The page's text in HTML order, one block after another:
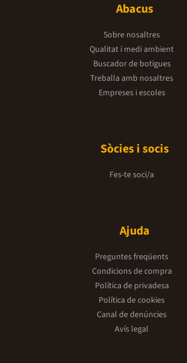
Abacus
Sobre nosaltres
Qualitat i medi ambient
Buscador de botigues
Treballa amb nosaltres
Empreses i escoles
Sòcies i socis
Fes-te soci/a
Ajuda
Preguntes freqüents
Condicions de compra
Política de privadesa
Política de cookies
Canal de denúncies
Avís legal